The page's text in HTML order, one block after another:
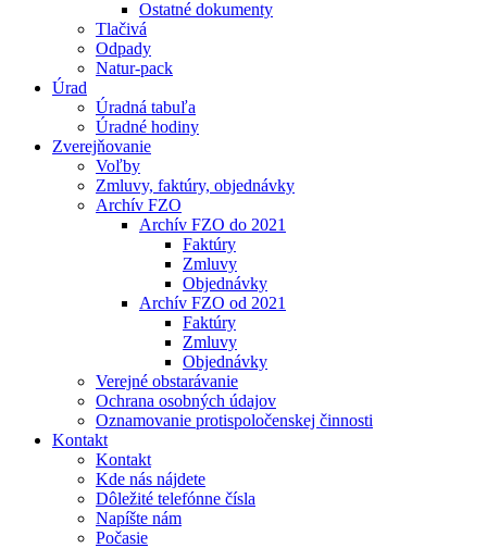
Ostatné dokumenty
Tlačivá
Odpady
Natur-pack
Úrad
Úradná tabuľa
Úradné hodiny
Zverejňovanie
Voľby
Zmluvy, faktúry, objednávky
Archív FZO
Archív FZO do 2021
Faktúry
Zmluvy
Objednávky
Archív FZO od 2021
Faktúry
Zmluvy
Objednávky
Verejné obstarávanie
Ochrana osobných údajov
Oznamovanie protispoločenskej činnosti
Kontakt
Kontakt
Kde nás nájdete
Dôležité telefónne čísla
Napíšte nám
Počasie